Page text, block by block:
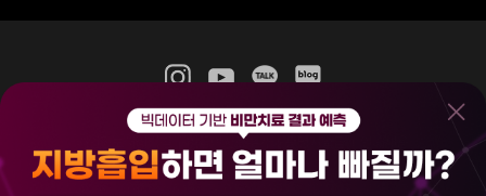
365mc 병·의원 이용약관
홈페이지 이용약관
비급여진료수가
(주)365mcㅣ서울특별시 서초구 서초대로52길 7, 3~4층(서초동, 제일빌딩)